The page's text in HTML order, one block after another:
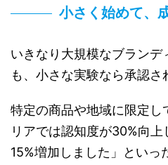
小さく始めて、
いきなり大規模なブランデ
も、小さな実験なら承認さ
特定の商品や地域に限定し
リアでは認知度が30%向
15%増加しました」といっ